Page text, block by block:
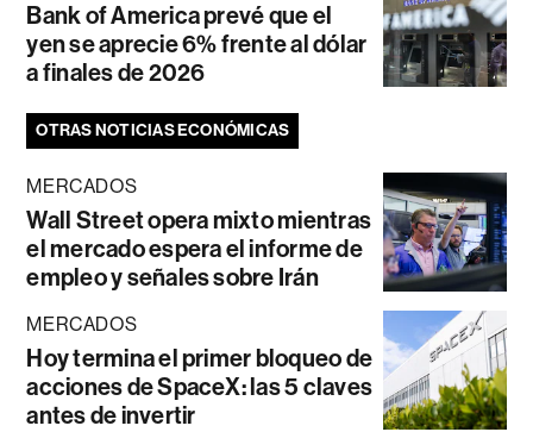
Bank of America prevé que el
yen se aprecie 6% frente al dólar
a finales de 2026
OTRAS NOTICIAS ECONÓMICAS
MERCADOS
Wall Street opera mixto mientras
el mercado espera el informe de
empleo y señales sobre Irán
MERCADOS
Hoy termina el primer bloqueo de
acciones de SpaceX: las 5 claves
antes de invertir